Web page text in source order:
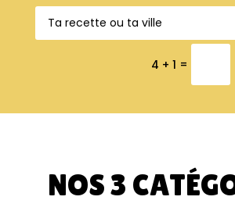
4 + 1 =
NOS 3